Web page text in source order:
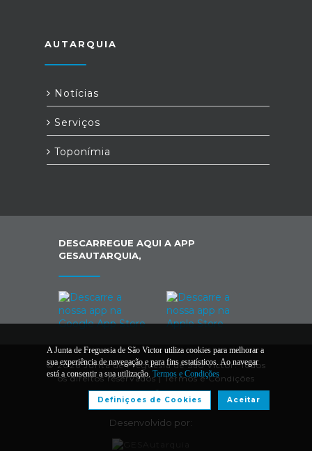
AUTARQUIA
Notícias
Serviços
Toponímia
DESCARREGUE AQUI A APP
GESAUTARQUIA,
© 2026 Junta de Freguesia de São Victor. Todos
os direitos reservados |Termos e Condições
Desenvolvido por:
A Junta de Freguesia de São Victor utiliza cookies para melhorar a
sua experiência de navegação e para fins estatísticos. Ao navegar
está a consentir a sua utilização. Termos e Condições
Aceitar
Definiçoes de Cookies